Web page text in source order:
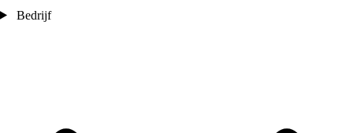
Bedrijf